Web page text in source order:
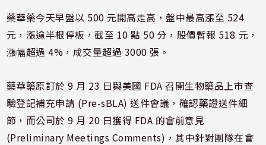
藥華藥今天早盤以 500 元開高走高，盤中最高漲至 524
元，漲逾半根停板，截至 10 點 50 分，股價暫報 518 元，
漲幅超過 4%，成交量超過 3000 張。
藥華藥原訂於 9 月 23 日與美國 FDA 召開生物藥品上市查
驗登記補充申請 (Pre-sBLA) 送件會議，確認藥證送件細
節，而公司於 9 月 20 日獲得 FDA 的會前意見
(Preliminary Meetings Comments)，其中針對團隊在會